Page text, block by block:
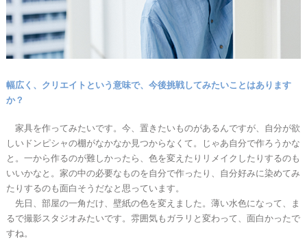
幅広く、クリエイトという意味で、今後挑戦してみたいことはあります
か？
家具を作ってみたいです。今、置きたいものがあるんですが、自分が欲
しいドンピシャの棚がなかなか見つからなくて。じゃあ自分で作ろうかな
と。一から作るのが難しかったら、色を変えたりリメイクしたりするのも
いいかなと。家の中の必要なものを自分で作ったり、自分好みに染めてみ
たりするのも面白そうだなと思っています。
先日、部屋の一角だけ、壁紙の色を変えました。薄い水色になって、ま
るで撮影スタジオみたいです。雰囲気もガラリと変わって、面白かったで
すね。